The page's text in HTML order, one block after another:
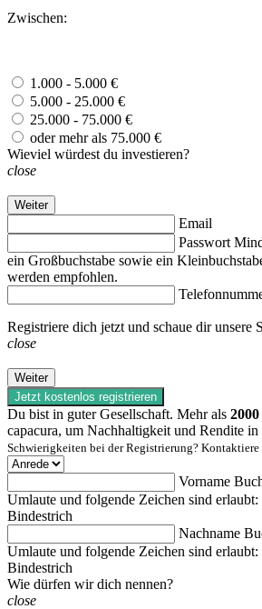
Zwischen:
1.000 - 5.000 €
5.000 - 25.000 €
25.000 - 75.000 €
oder mehr als 75.000 €
Wieviel würdest du investieren?
close
Weiter
Email
Passwort
ein Großbuchstabe sowie ein
werden empfohlen.
Registriere dich jetzt und schaue dir unsere
close
Weiter
Jetzt kostenlos registrieren
Du bist in guter Gesellschaft. Mehr als 2000
capacura, um Nachhaltigkeit und Rendite
Schwierigkeiten bei der Registrierung? Kontaktiere
Vorname
Umlaute und folgende Zeichen sind
Bindestrich
Nachname
Umlaute und folgende Zeichen sind
Bindestrich
Wie dürfen wir dich nennen?
close